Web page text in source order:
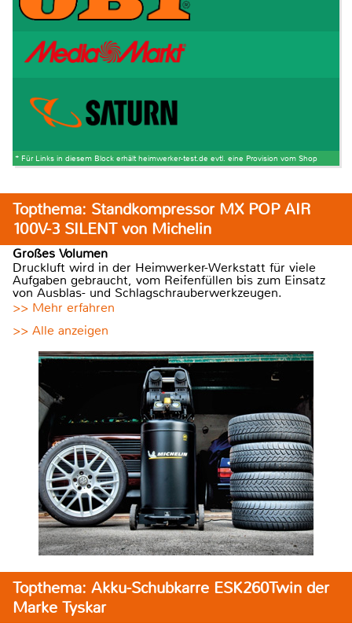
* Für Links in diesem Block erhält heimwerker-test.de evtl. eine Provision vom Shop
Topthema: Standkompressor MX POP AIR
100V-3 SILENT von Michelin
Großes Volumen
Druckluft wird in der Heimwerker-Werkstatt für viele
Aufgaben gebraucht, vom Reifenfüllen bis zum Einsatz
von Ausblas- und Schlagschrauberwerkzeugen.
>> Mehr erfahren
>> Alle anzeigen
Topthema: Akku-Schubkarre ESK260Twin der
Marke Tyskar